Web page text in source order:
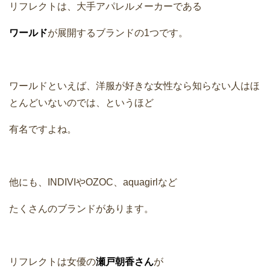
リフレクトは、大手アパレルメーカーである
ワールドが展開するブランドの1つです。
ワールドといえば、洋服が好きな女性なら知らない人はほ
とんどいないのでは、というほど
有名ですよね。
他にも、INDIVIやOZOC、aquagirlなど
たくさんのブランドがあります。
リフレクトは女優の瀬戸朝香さんが